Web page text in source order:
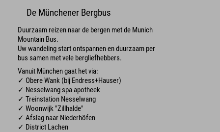
De Münchener Bergbus
Duurzaam reizen naar de bergen met de Munich
Mountain Bus.
Uw wandeling start ontspannen en duurzaam per
bus samen met vele bergliefhebbers.
Vanuit München gaat het via:
✓ Obere Wank (bij Endress+Hauser)
✓ Nesselwang spa apotheek
✓ Treinstation Nesselwang
✓ Woonwijk "Zillhalde"
✓ Afslag naar Niederhöfen
✓ District Lachen